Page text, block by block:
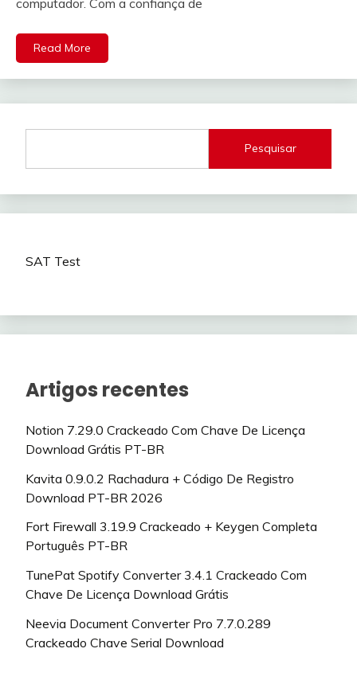
Read More
Pesquisar
SAT Test
Artigos recentes
Notion 7.29.0 Crackeado Com Chave De Licença
Download Grátis PT-BR
Kavita 0.9.0.2 Rachadura + Código De Registro
Download PT-BR 2026
Fort Firewall 3.19.9 Crackeado + Keygen Completa
Português PT-BR
TunePat Spotify Converter 3.4.1 Crackeado Com
Chave De Licença Download Grátis
Neevia Document Converter Pro 7.7.0.289
Crackeado Chave Serial Download